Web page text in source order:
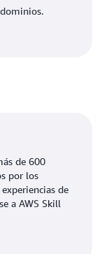
de 600
por los
de
a AWS Skill